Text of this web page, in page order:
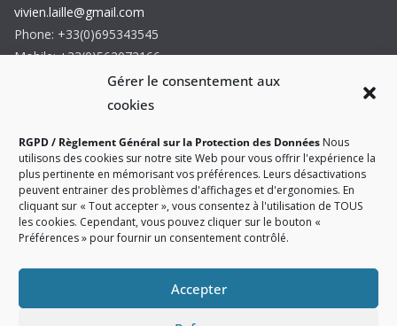
Gérer le consentement aux
cookies
RGPD / Règlement Général sur la Protection des Données Nous
utilisons des cookies sur notre site Web pour vous offrir l'expérience la
plus pertinente en mémorisant vos préférences. Leurs désactivations
peuvent entrainer des problèmes d'affichages et d'ergonomies. En
cliquant sur « Tout accepter », vous consentez à l'utilisation de TOUS
les cookies. Cependant, vous pouvez cliquer sur le bouton «
Préférences » pour fournir un consentement contrôlé.
Accepter
vivien.laille@gmail.com
Phone: +33(0)695343545
Mobile: +33(0)562072166
Formulaire de contact
Siret: 44215677400022 - TVA Intra: FR8744215677 - CNIL:
1226020